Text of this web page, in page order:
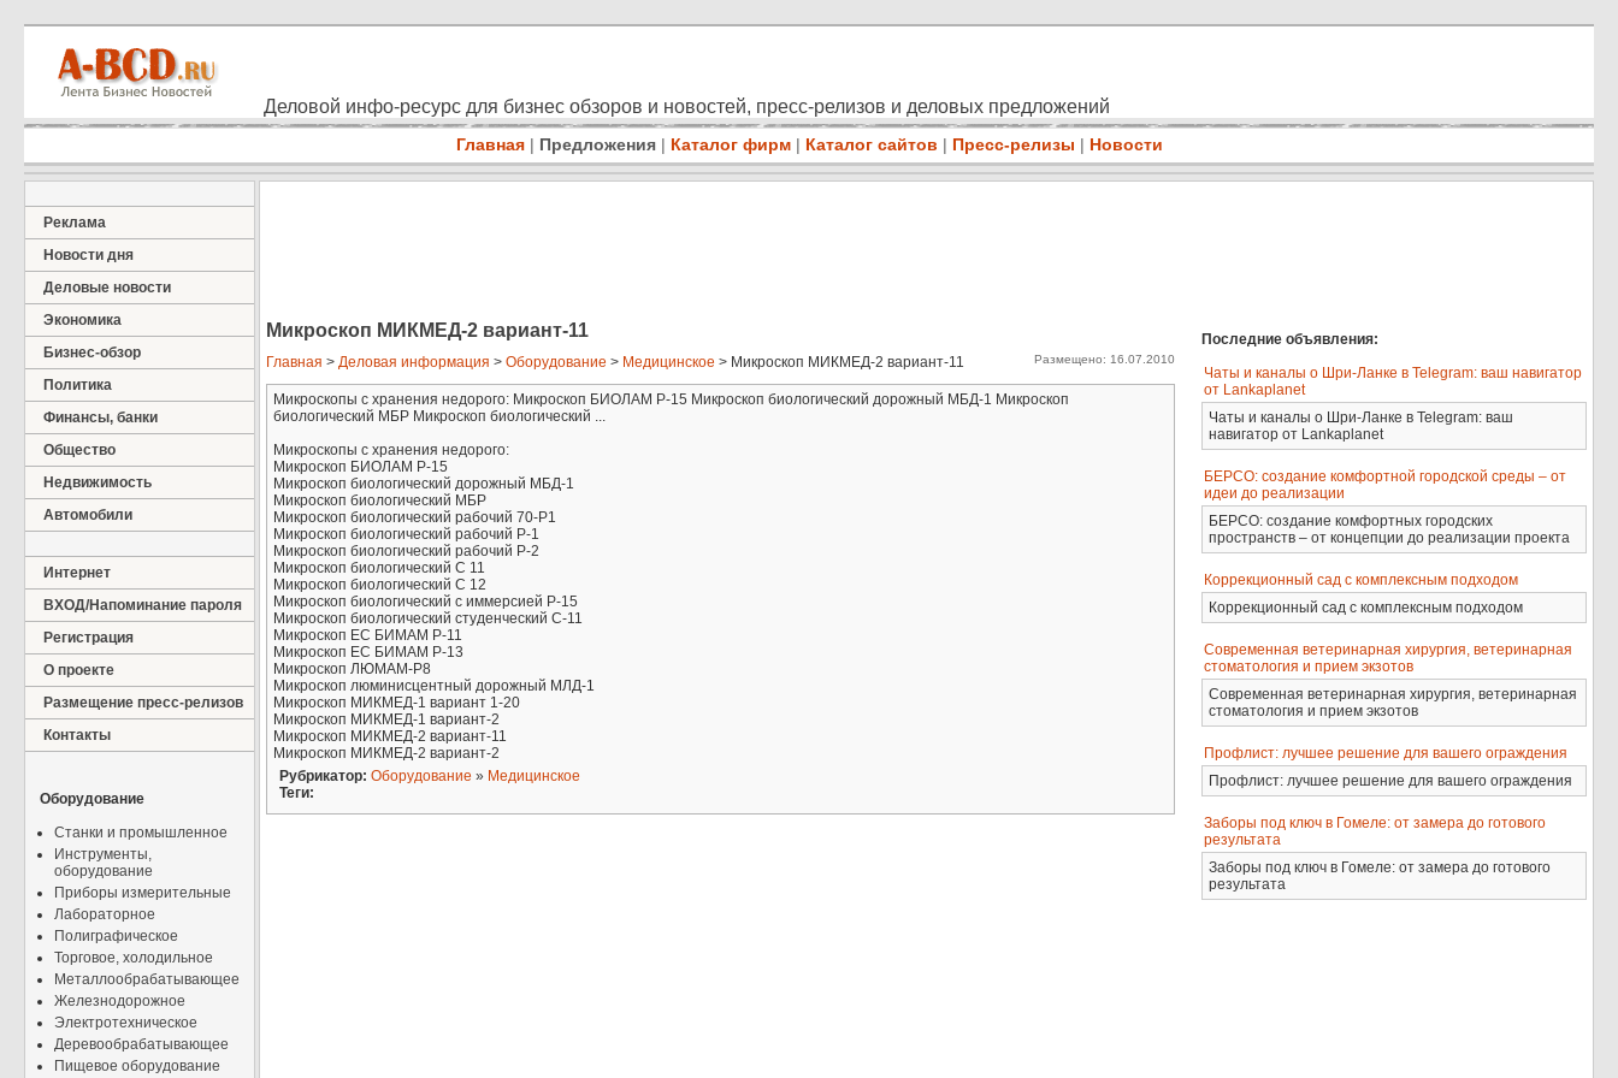
Деловой инфо-ресурс для бизнес обзоров и новостей, пресс-релизов и деловых предложений
Главная | Предложения | Каталог фирм | Каталог сайтов | Пресс-релизы | Новости
Реклама
Новости дня
Деловые новости
Экономика
Бизнес-обзор
Политика
Финансы, банки
Общество
Недвижимость
Автомобили
Интернет
ВХОД/Напоминание пароля
Регистрация
О проекте
Размещение пресс-релизов
Контакты
Оборудование
Станки и промышленное
Инструменты,
оборудование
Приборы измерительные
Лабораторное
Полиграфическое
Торговое, холодильное
Металлообрабатывающее
Железнодорожное
Электротехническое
Деревообрабатывающее
Пищевое оборудование
Микроскоп МИКМЕД-2 вариант-11
Главная > Деловая информация > Оборудование > Медицинское > Микроскоп МИКМЕД-2 вариант-11 Размещено: 16.07.2010
Микроскопы с хранения недорого: Микроскоп БИОЛАМ Р-15 Микроскоп биологический дорожный МБД-1 Микроскоп
биологический МБР Микроскоп биологический ...
Микроскопы с хранения недорого:
Микроскоп БИОЛАМ Р-15
Микроскоп биологический дорожный МБД-1
Микроскоп биологический МБР
Микроскоп биологический рабочий 70-Р1
Микроскоп биологический рабочий Р-1
Микроскоп биологический рабочий Р-2
Микроскоп биологический С 11
Микроскоп биологический С 12
Микроскоп биологический с иммерсией Р-15
Микроскоп биологический студенческий С-11
Микроскоп ЕС БИМАМ Р-11
Микроскоп ЕС БИМАМ Р-13
Микроскоп ЛЮМАМ-Р8
Микроскоп люминисцентный дорожный МЛД-1
Микроскоп МИКМЕД-1 вариант 1-20
Микроскоп МИКМЕД-1 вариант-2
Микроскоп МИКМЕД-2 вариант-11
Микроскоп МИКМЕД-2 вариант-2
Рубрикатор: Оборудование » Медицинское
Теги:
Последние объявления:
Чаты и каналы о Шри-Ланке в Telegram: ваш навигатор
от Lankaplanet
Чаты и каналы о Шри-Ланке в Telegram: ваш
навигатор от Lankaplanet
БЕРСО: создание комфортной городской среды – от
идеи до реализации
БЕРСО: создание комфортных городских
пространств – от концепции до реализации проекта
Коррекционный сад с комплексным подходом
Коррекционный сад с комплексным подходом
Современная ветеринарная хирургия, ветеринарная
стоматология и прием экзотов
Современная ветеринарная хирургия, ветеринарная
стоматология и прием экзотов
Профлист: лучшее решение для вашего ограждения
Профлист: лучшее решение для вашего ограждения
Заборы под ключ в Гомеле: от замера до готового
результата
Заборы под ключ в Гомеле: от замера до готового
результата